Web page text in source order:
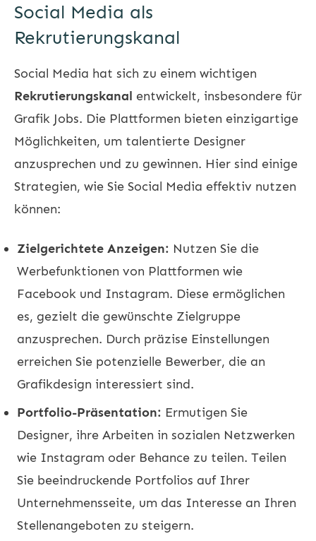
Social Media als
Rekrutierungskanal
Social Media hat sich zu einem wichtigen
Rekrutierungskanal entwickelt, insbesondere für
Grafik Jobs. Die Plattformen bieten einzigartige
Möglichkeiten, um talentierte Designer
anzusprechen und zu gewinnen. Hier sind einige
Strategien, wie Sie Social Media effektiv nutzen
können:
Zielgerichtete Anzeigen: Nutzen Sie die
Werbefunktionen von Plattformen wie
Facebook und Instagram. Diese ermöglichen
es, gezielt die gewünschte Zielgruppe
anzusprechen. Durch präzise Einstellungen
erreichen Sie potenzielle Bewerber, die an
Grafikdesign interessiert sind.
Portfolio-Präsentation: Ermutigen Sie
Designer, ihre Arbeiten in sozialen Netzwerken
wie Instagram oder Behance zu teilen. Teilen
Sie beeindruckende Portfolios auf Ihrer
Unternehmensseite, um das Interesse an Ihren
Stellenangeboten zu steigern.